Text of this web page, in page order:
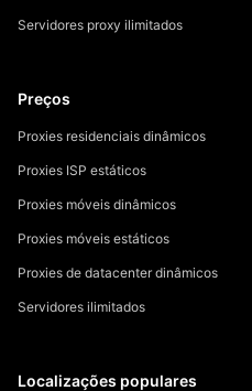
Servidores proxy ilimitados
Preços
Proxies residenciais dinâmicos
Proxies ISP estáticos
Proxies móveis dinâmicos
Proxies móveis estáticos
Proxies de datacenter dinâmicos
Servidores ilimitados
Localizações populares